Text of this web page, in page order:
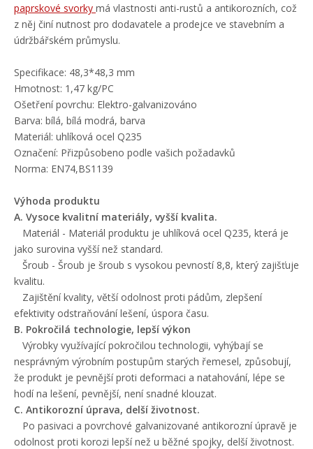
paprskové svorky má vlastnosti anti-rustů a antikorozních, což
z něj činí nutnost pro dodavatele a prodejce ve stavebním a
údržbářském průmyslu.
Specifikace: 48,3*48,3 mm
Hmotnost: 1,47 kg/PC
Ošetření povrchu: Elektro-galvanizováno
Barva: bílá, bílá modrá, barva
Materiál: uhlíková ocel Q235
Označení: Přizpůsobeno podle vašich požadavků
Norma: EN74,BS1139
Výhoda produktu
A. Vysoce kvalitní materiály, vyšší kvalita.
Materiál - Materiál produktu je uhlíková ocel Q235, která je
jako surovina vyšší než standard.
Šroub - Šroub je šroub s vysokou pevností 8,8, který zajišťuje
kvalitu.
Zajištění kvality, větší odolnost proti pádům, zlepšení
efektivity odstraňování lešení, úspora času.
B. Pokročilá technologie, lepší výkon
Výrobky využívající pokročilou technologii, vyhýbají se
nesprávným výrobním postupům starých řemesel, způsobují,
že produkt je pevnější proti deformaci a natahování, lépe se
hodí na lešení, pevnější, není snadné klouzat.
C. Antikorozní úprava, delší životnost.
Po pasivaci a povrchové galvanizované antikorozní úpravě je
odolnost proti korozi lepší než u běžné spojky, delší životnost.